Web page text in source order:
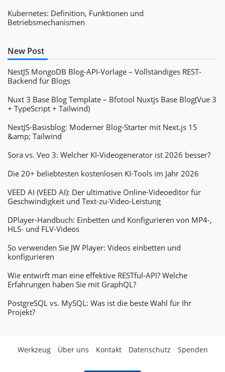
Kubernetes: Definition, Funktionen und
Betriebsmechanismen
New Post
NestJS MongoDB Blog-API-Vorlage – Vollständiges REST-
Backend für Blogs
Nuxt 3 Base Blog Template – Bfotool Nuxtjs Base Blog(Vue 3
+ TypeScript + Tailwind)
NextJS-Basisblog: Moderner Blog-Starter mit Next.js 15
&amp; Tailwind
Sora vs. Veo 3: Welcher KI-Videogenerator ist 2026 besser?
Die 20+ beliebtesten kostenlosen KI-Tools im Jahr 2026
VEED AI (VEED AI): Der ultimative Online-Videoeditor für
Geschwindigkeit und Text-zu-Video-Leistung
DPlayer-Handbuch: Einbetten und Konfigurieren von MP4-,
HLS- und FLV-Videos
So verwenden Sie JW Player: Videos einbetten und
konfigurieren
Wie entwirft man eine effektive RESTful-API? Welche
Erfahrungen haben Sie mit GraphQL?
PostgreSQL vs. MySQL: Was ist die beste Wahl für Ihr
Projekt?
Werkzeug Über uns Kontakt Datenschutz Spenden